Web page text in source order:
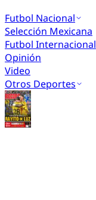
Futbol Nacional
Selección Mexicana
Futbol Internacional
Opinión
Video
Otros Deportes